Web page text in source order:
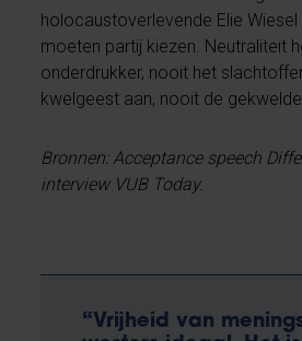
holocaustoverlevende Elie Wiesel
moeten partij kiezen. Neutraliteit
onderdrukker, nooit het
kwelgeest aan, nooit de
Bronnen: Acceptance speech
interview VUB Today.
“Vrijheid van